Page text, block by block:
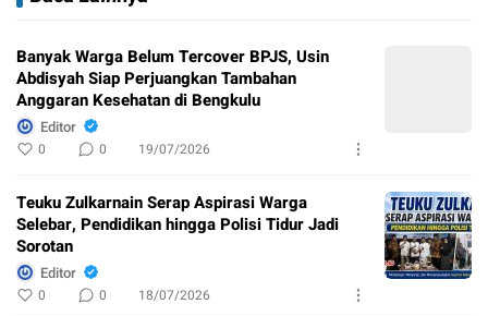
Banyak Warga Belum Tercover BPJS, Usin
Abdisyah Siap Perjuangkan Tambahan
Anggaran Kesehatan di Bengkulu
Editor
0 0 19/07/2026
Teuku Zulkarnain Serap Aspirasi Warga
Selebar, Pendidikan hingga Polisi Tidur Jadi
Sorotan
Editor
0 0 18/07/2026